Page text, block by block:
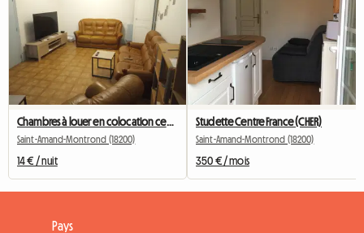
Chambres à louer en colocation centre ville RR3 ET 2 MANS
Saint-Amand-Montrond (18200)
14 € / nuit
Studette Centre France (CHER)
Saint-Amand-Montrond (18200)
350 € / mois
Pays